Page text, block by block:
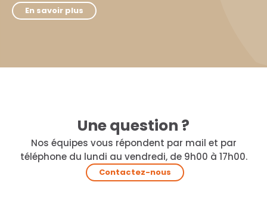
En savoir plus
Une question ?
Nos équipes vous répondent par mail et par
téléphone du lundi au vendredi, de 9h00 à 17h00.
Contactez-nous